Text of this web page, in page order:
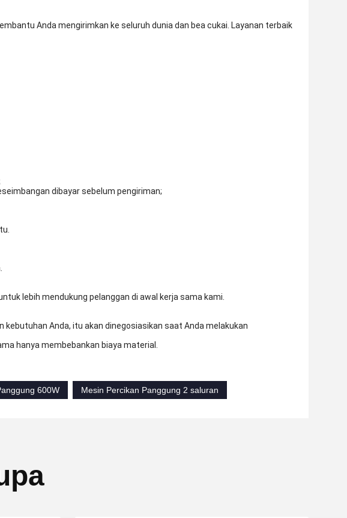
Anda mengirimkan ke seluruh dunia dan bea cukai. Layanan terbaik
dibayar sebelum pengiriman;
lebih mendukung pelanggan di awal kerja sama kami.
Anda, itu akan dinegosiasikan saat Anda melakukan
hanya membebankan biaya material.
600W Mesin Percikan Panggung 2 saluran